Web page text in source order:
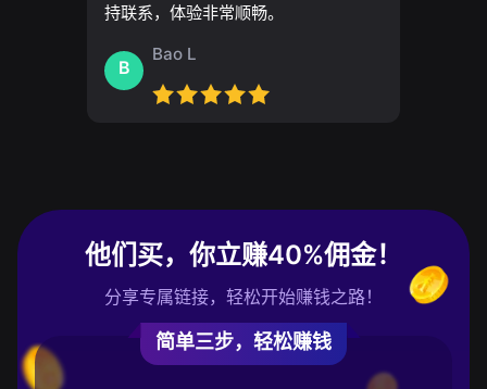
持联系，体验非常顺畅。
B
Bao L
他们买，你立赚40%佣金！
分享专属链接，轻松开始赚钱之路！
简单三步，轻松赚钱